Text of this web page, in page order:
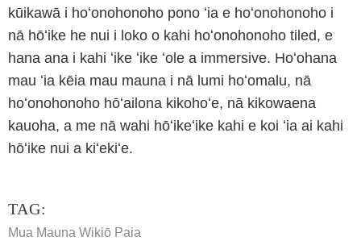
kūikawā i hoʻonohonoho pono ʻia e hoʻonohonoho i
nā hōʻike he nui i loko o kahi hoʻonohonoho tiled, e
hana ana i kahi ʻike ʻike ʻole a immersive. Hoʻohana
mau ʻia kēia mau mauna i nā lumi hoʻomalu, nā
hoʻonohonoho hōʻailona kikohoʻe, nā kikowaena
kauoha, a me nā wahi hōʻikeʻike kahi e koi ʻia ai kahi
hōʻike nui a kiʻekiʻe.
TAG:
Mua Mauna Wikiō Paia